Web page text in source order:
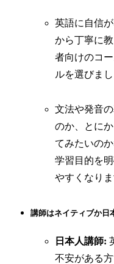
英語に自信
から丁寧に
者向けのコ
ルを選びまし
文法や発音
のか、とに
てみたいの
学習目的を
やすくなりま
講師はネイティブか日
日本人講師:
不安がある